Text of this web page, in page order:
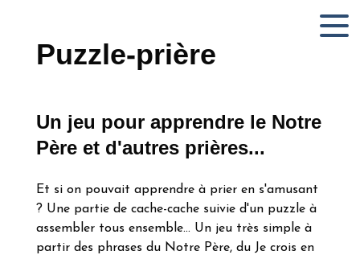
Puzzle-prière
Un jeu pour apprendre le Notre
Père et d'autres prières...
Et si on pouvait apprendre à prier en s'amusant
? Une partie de cache-cache suivie d'un puzzle à
assembler tous ensemble... Un jeu très simple à
partir des phrases du Notre Père, du Je crois en